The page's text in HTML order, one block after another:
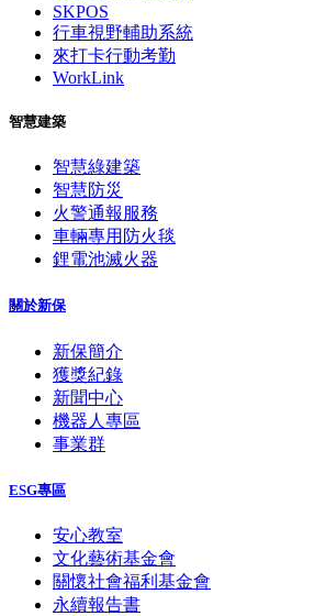
SKPOS
行車視野輔助系統
來打卡行動考勤
WorkLink
智慧建築
智慧綠建築
智慧防災
火警通報服務
車輛專用防火毯
鋰電池滅火器
關於新保
新保簡介
獲獎紀錄
新聞中心
機器人專區
事業群
ESG專區
安心教室
文化藝術基金會
關懷社會福利基金會
永續報告書